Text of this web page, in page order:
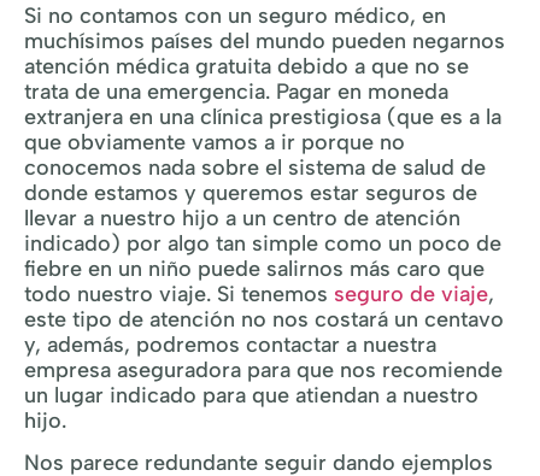
Si no contamos con un seguro médico, en
muchísimos países del mundo pueden negarnos
atención médica gratuita debido a que no se
trata de una emergencia. Pagar en moneda
extranjera en una clínica prestigiosa (que es a la
que obviamente vamos a ir porque no
conocemos nada sobre el sistema de salud de
donde estamos y queremos estar seguros de
llevar a nuestro hijo a un centro de atención
indicado) por algo tan simple como un poco de
fiebre en un niño puede salirnos más caro que
todo nuestro viaje. Si tenemos seguro de viaje,
este tipo de atención no nos costará un centavo
y, además, podremos contactar a nuestra
empresa aseguradora para que nos recomiende
un lugar indicado para que atiendan a nuestro
hijo.
Nos parece redundante seguir dando ejemplos